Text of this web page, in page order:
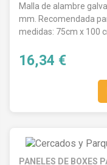
Malla de alambre
mm. Recomendada
medidas: 75cm x 100
16,34 €
PANELES DE BOXES